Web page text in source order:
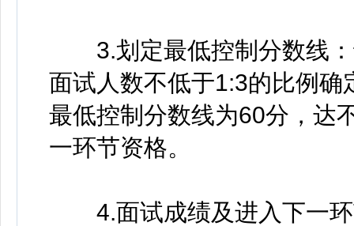
3.划定最低控制分数线：
面试人数不低于1:3的比例
最低控制分数线为60分，达
一环节资格。
4.面试成绩及进入下一环